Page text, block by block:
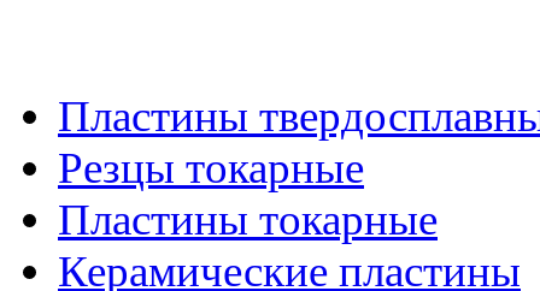
Пластины
Резцы токарные
Пластины токарные
Керамические пластины